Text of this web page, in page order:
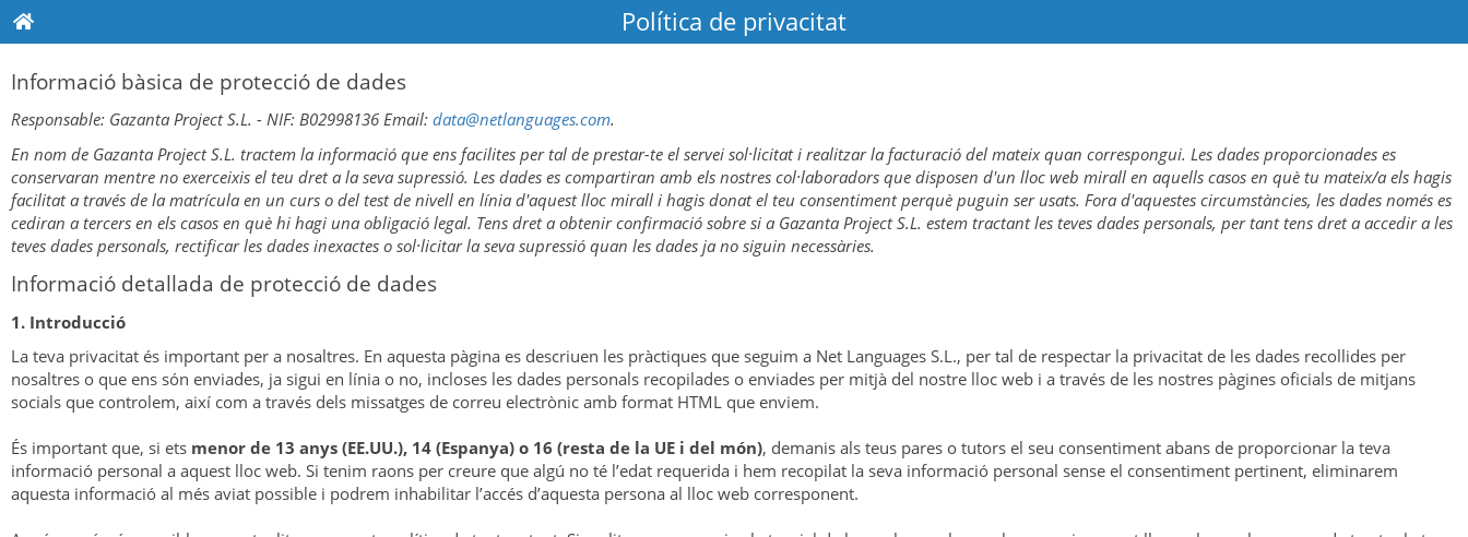
Política de privacitat
Informació bàsica de protecció de dades
Responsable: Gazanta Project S.L. - NIF: B02998136 Email: data@netlanguages.com.
En nom de Gazanta Project S.L. tractem la informació que ens facilites per tal de prestar-te el servei sol·licitat i realitzar la facturació del mateix quan correspongui. Les dades proporcionades es
conservaran mentre no exerceixis el teu dret a la seva supressió. Les dades es compartiran amb els nostres col·laboradors que disposen d'un lloc web mirall en aquells casos en què tu mateix/a els hagis
facilitat a través de la matrícula en un curs o del test de nivell en línia d'aquest lloc mirall i hagis donat el teu consentiment perquè puguin ser usats. Fora d'aquestes circumstàncies, les dades només es
cediran a tercers en els casos en què hi hagi una obligació legal. Tens dret a obtenir confirmació sobre si a Gazanta Project S.L. estem tractant les teves dades personals, per tant tens dret a accedir a les
teves dades personals, rectificar les dades inexactes o sol·licitar la seva supressió quan les dades ja no siguin necessàries.
Informació detallada de protecció de dades
1. Introducció
La teva privacitat és important per a nosaltres. En aquesta pàgina es descriuen les pràctiques que seguim a Net Languages S.L., per tal de respectar la privacitat de les dades recollides per
nosaltres o que ens són enviades, ja sigui en línia o no, incloses les dades personals recopilades o enviades per mitjà del nostre lloc web i a través de les nostres pàgines oficials de mitjans
socials que controlem, així com a través dels missatges de correu electrònic amb format HTML que enviem.
És important que, si ets menor de 13 anys (EE.UU.), 14 (Espanya) o 16 (resta de la UE i del món), demanis als teus pares o tutors el seu consentiment abans de proporcionar la teva
informació personal a aquest lloc web. Si tenim raons per creure que algú no té l’edat requerida i hem recopilat la seva informació personal sense el consentiment pertinent, eliminarem
aquesta informació al més aviat possible i podrem inhabilitar l’accés d’aquesta persona al lloc web corresponent.